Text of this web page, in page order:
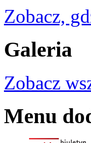
Zobacz,
Galeria
Zobacz
Menu